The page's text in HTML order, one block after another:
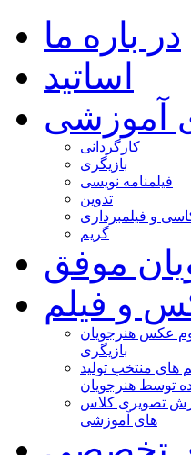
در باره ما
اساتید
آموزشی
کارگردانی
بازیگری
فیلمنامه نویسی
تدوین
و فیلمبرداری
گریم
موفق
و فیلم
عکس هنرجویان
بازیگری
های منتخب تولید
توسط هنرجویان
تصویری کلاس
های آموزشی